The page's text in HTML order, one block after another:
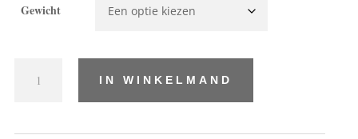
Gewicht
beenderenlijm
IN WINKELMAND